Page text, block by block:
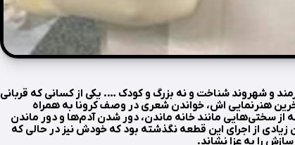
و شهروند شناخت و نه بزرگ و کودک …. یکی از کسانی که قربانی
هنرنمایی اش، خواندن شعری در وصف کرونا به همراه
از سختی‌هایی مانند خانه ماندن، دور شدن آدم‌ها و دور ماندن
زیادی از اجرای این قطعه نگذشته بود که خودش نیز در حالی که